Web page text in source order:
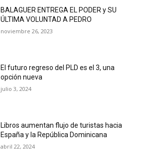
BALAGUER ENTREGA EL PODER y SU
ÚLTIMA VOLUNTAD A PEDRO
noviembre 26, 2023
El futuro regreso del PLD es el 3, una
opción nueva
julio 3, 2024
Libros aumentan flujo de turistas hacia
España y la República Dominicana
abril 22, 2024